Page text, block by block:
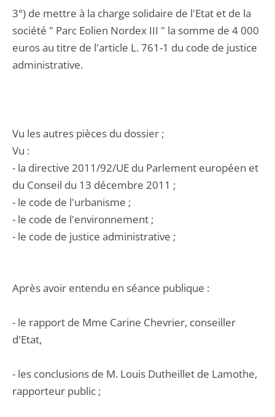
3°) de mettre à la charge solidaire de l'Etat et de la
société " Parc Eolien Nordex III " la somme de 4 000
euros au titre de l'article L. 761-1 du code de justice
administrative.
Vu les autres pièces du dossier ;
Vu :
- la directive 2011/92/UE du Parlement européen et
du Conseil du 13 décembre 2011 ;
- le code de l'urbanisme ;
- le code de l'environnement ;
- le code de justice administrative ;
Après avoir entendu en séance publique :
- le rapport de Mme Carine Chevrier, conseiller
d'Etat,
- les conclusions de M. Louis Dutheillet de Lamothe,
rapporteur public ;